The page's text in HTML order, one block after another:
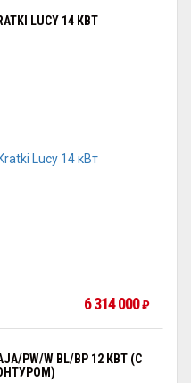
LUCY 14 КВТ
6 314 000₽
PW/W BL/BP 12 КВТ (С